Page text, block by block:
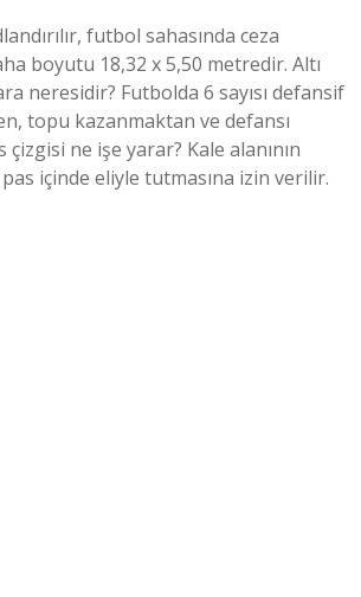
futbol sahasında ceza
boyutu 18,32 x 5,50 metredir. Altı
neresidir? Futbolda 6 sayısı defansif
topu kazanmaktan ve defansı
ne işe yarar? Kale alanının
içinde eliyle tutmasına izin verilir.